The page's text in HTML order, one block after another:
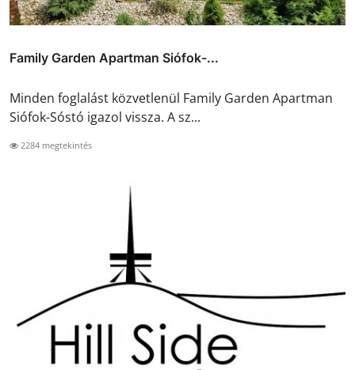
Family Garden Apartman Siófok-...
Minden foglalást közvetlenül Family Garden Apartman
Siófok-Sóstó igazol vissza. A sz...
2284 megtekintés